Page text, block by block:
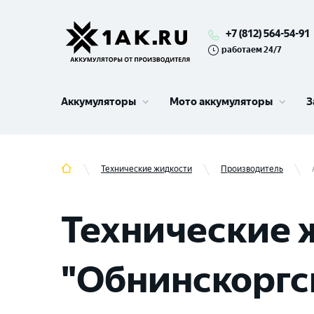
+7 (812) 564-54-91
работаем 24/7
Аккумуляторы Мото аккумуляторы
Технические жидкости Производитель
Технические